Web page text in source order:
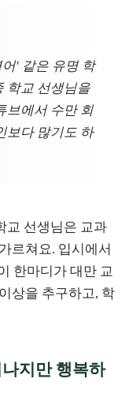
' 같은 유명 학
학교 선생님을
브에서 수만 회
보다 많기도 하
교 선생님은 교과
르쳐요. 입시에서
한마디가 대만 교
상을 추구하고, 학
지만 행복하